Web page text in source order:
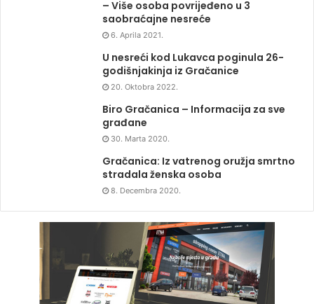
– Više osoba povrijeđeno u 3
saobraćajne nesreće
6. Aprila 2021.
U nesreći kod Lukavca poginula 26-
godišnjakinja iz Gračanice
20. Oktobra 2022.
Biro Gračanica – Informacija za sve
građane
30. Marta 2020.
Gračanica: Iz vatrenog oružja smrtno
stradala ženska osoba
8. Decembra 2020.